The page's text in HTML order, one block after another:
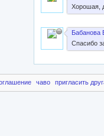
Хорошая,
Бабанова
Спасибо
чаво пригласить